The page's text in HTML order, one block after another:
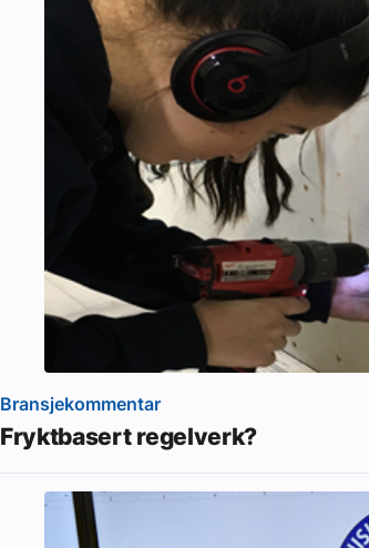
Bransjekommentar
Fryktbasert regelverk?